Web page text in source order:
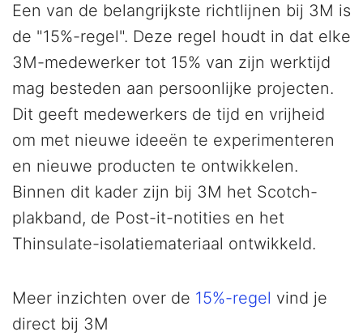
Een van de belangrijkste richtlijnen bij 3M is
de "15%-regel". Deze regel houdt in dat elke
3M-medewerker tot 15% van zijn werktijd
mag besteden aan persoonlijke projecten.
Dit geeft medewerkers de tijd en vrijheid
om met nieuwe ideeën te experimenteren
en nieuwe producten te ontwikkelen.
Binnen dit kader zijn bij 3M het Scotch-
plakband, de Post-it-notities en het
Thinsulate-isolatiemateriaal ontwikkeld.
Meer inzichten over de 15%-regel vind je
direct bij 3M